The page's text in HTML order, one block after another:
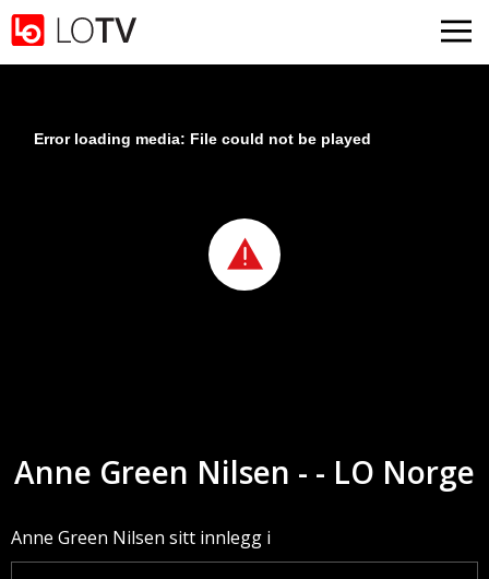
Gå til hovedinnhold
Error loading media: File could not be played
Anne Green Nilsen - - LO Norge
Anne Green Nilsen sitt innlegg i